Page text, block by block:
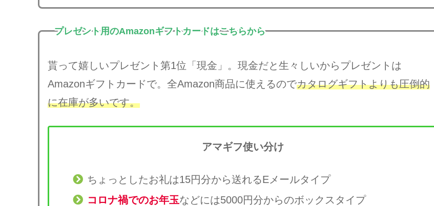
プレゼント用のAmazonギフトカードはこちらから
貰って嬉しいプレゼント第1位「現金」。現金だと生々しいからプレゼントは
Amazonギフトカードで。全Amazon商品に使えるのでカタログギフトよりも圧倒的
に在庫が多いです。
アマギフ使い分け
ちょっとしたお礼は15円分から送れるEメールタイプ
コロナ禍でのお年玉などには5000円分からのボックスタイプ